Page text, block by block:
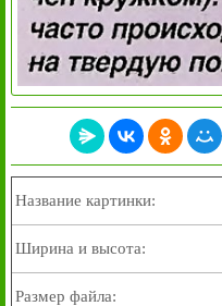
Название картинки:
Ширина и высота:
Размер файла: